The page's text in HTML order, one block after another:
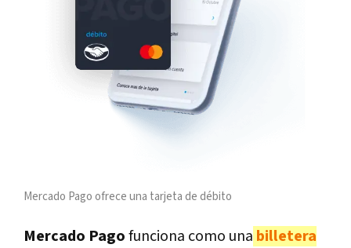
Mercado Pago ofrece una tarjeta de débito
Mercado Pagofunciona como una billetera